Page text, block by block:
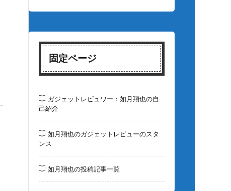
固定ページ
ガジェットレビュワー：如月翔也の自
己紹介
如月翔也のガジェットレビューのスタ
ンス
如月翔也の投稿記事一覧